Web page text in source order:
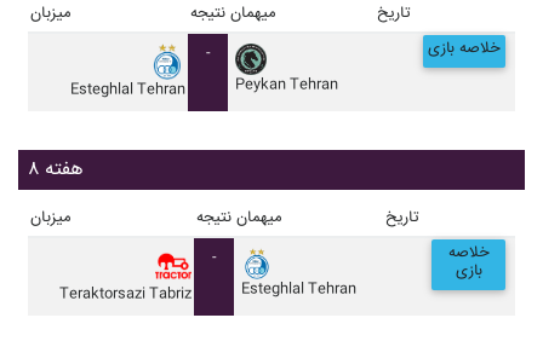
میزبان نتیجه میهمان تاریخ
Esteghlal Tehran
-
Peykan Tehran
خلاصه بازی
هفته ۸
میزبان نتیجه میهمان تاریخ
Teraktorsazi Tabriz
-
Esteghlal Tehran
خلاصه
بازی